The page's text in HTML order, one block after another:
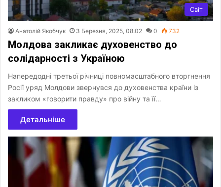
Світ
Анатолій Якобчук 3 Березня, 2025, 08:02 0 732
Молдова закликає духовенство до
солідарності з Україною
Напередодні третьої річниці повномасштабного вторгнення
Росії уряд Молдови звернувся до духовенства країни із
закликом «говорити правду» про війну та її…
Детальніше